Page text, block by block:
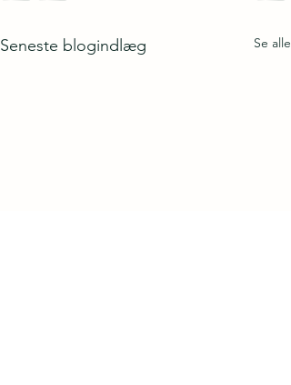
Seneste blogindlæg Se alle